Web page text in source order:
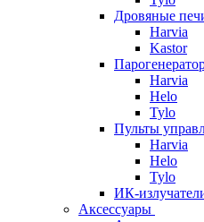
Дровяные
Harvia
Kastor
Harvia
Helo
Tylo
Пульты
Harvia
Helo
Tylo
ИК-
Аксессуары